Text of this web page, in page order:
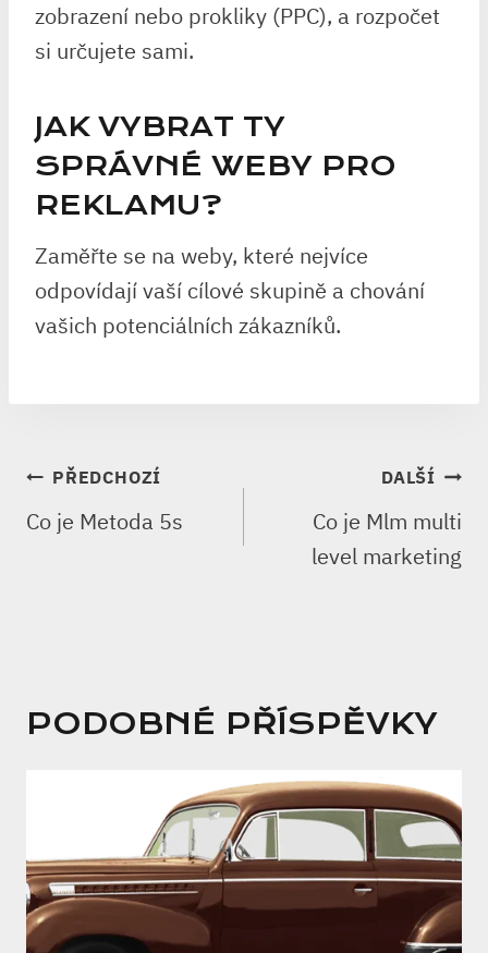
zobrazení nebo prokliky (PPC), a rozpočet
si určujete sami.
JAK VYBRAT TY
SPRÁVNÉ WEBY PRO
REKLAMU?
Zaměřte se na weby, které nejvíce
odpovídají vaší cílové skupině a chování
vašich potenciálních zákazníků.
NAVIGACE
PRO
PŘEDCHOZÍ
Co je Metoda 5s
DALŠÍ
Co je Mlm multi
level marketing
PODOBNÉ PŘÍSPĚVKY